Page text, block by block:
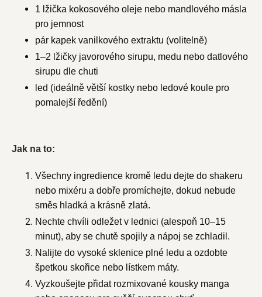
1 lžička kokosového oleje nebo mandlového másla
pro jemnost
pár kapek vanilkového extraktu (volitelně)
1–2 lžičky javorového sirupu, medu nebo datlového
sirupu dle chuti
led (ideálně větší kostky nebo ledové koule pro
pomalejší ředění)
Jak na to:
Všechny ingredience kromě ledu dejte do shakeru
nebo mixéru a dobře promíchejte, dokud nebude
směs hladká a krásně zlatá.
Nechte chvíli odležet v lednici (alespoň 10–15
minut), aby se chutě spojily a nápoj se zchladil.
Nalijte do vysoké sklenice plné ledu a ozdobte
špetkou skořice nebo lístkem máty.
Vyzkoušejte přidat rozmixované kousky manga